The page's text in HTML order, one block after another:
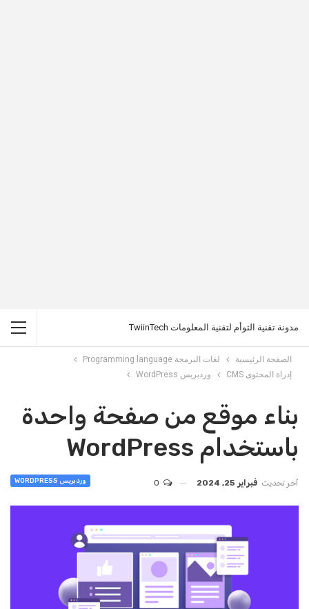
مدونة تقنية التوأم لتقنية المعلومات TwiinTech
الصفحة الرئيسية
لغات البرمجة Programming language
إدراة المحتوى CMS
وردبريس WordPress
بناء موقع من صفحة واحدة
باستخدام WordPress
وردبريس WORDPRESS آخر تحديث فبراير 25, 2024